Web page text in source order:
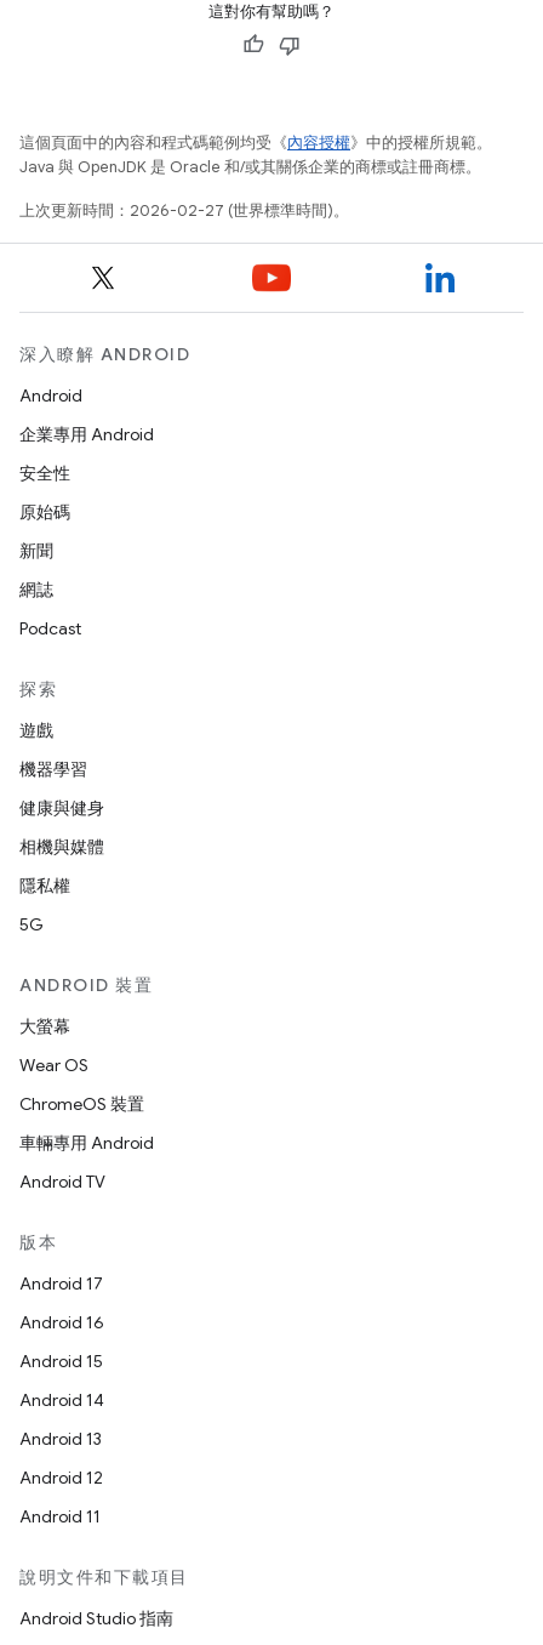
這對你有幫助嗎？
這個頁面中的內容和程式碼範例均受《內容授權》中的授權所規範。
Java 與 OpenJDK 是 Oracle 和/或其關係企業的商標或註冊商標。
上次更新時間：2026-02-27 (世界標準時間)。
深入瞭解 ANDROID
Android
企業專用 Android
安全性
原始碼
新聞
網誌
Podcast
探索
遊戲
機器學習
健康與健身
相機與媒體
隱私權
5G
ANDROID 裝置
大螢幕
Wear OS
ChromeOS 裝置
車輛專用 Android
Android TV
版本
Android 17
Android 16
Android 15
Android 14
Android 13
Android 12
Android 11
說明文件和下載項目
Android Studio 指南